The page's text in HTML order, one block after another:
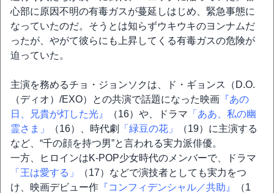
心部に原因不明の有毒ガスが蔓延しはじめ、緊急事態に
なっていたのだ。そうとは知らずウキウキのヨンナムだ
ったが、やがて彼らにも上昇してくる有毒ガスの危険が
迫っていた。
主演を務めるチョ・ジョンソクは、ド・ギョンス（D.O.
（ディオ）/EXO）との共演で話題になった映画 『あの
日、兄貴が灯した光』
（16）や、ドラマ 「ああ、私の幽
霊さま」
（16）、時代劇 「緑豆の花」
（19）に主演する
など、“千の顔を持つ男”と言われる実力派俳優。
一方、ヒロインはK-POP少女時代のメンバーで、ドラマ
「王は愛する」
（17）などで演技者としても実力をつ
け、映画デビュー作 『コンフィデンシャル／共助』
（1